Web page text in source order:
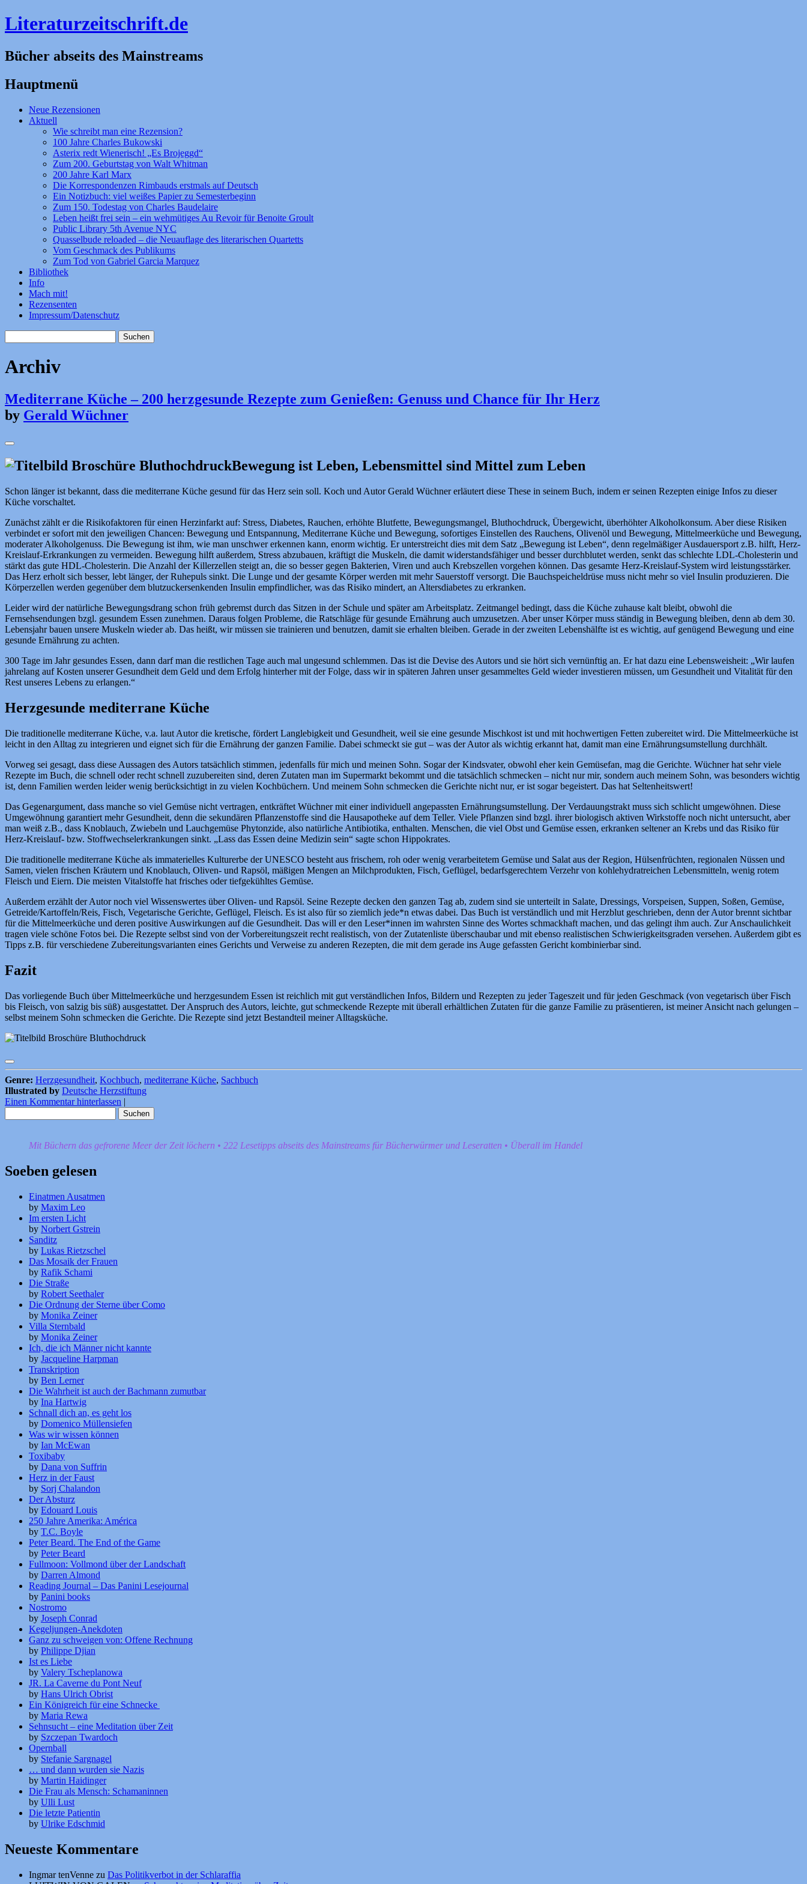
Literaturzeitschrift.de
Bücher abseits des Mainstreams
Hauptmenü
Zum
Inhalt
Neue Rezensionen
Aktuell
Wie schreibt man eine Rezension?
100 Jahre Charles Bukowski
Asterix redt Wienerisch! „Es Brojeggd“
Zum 200. Geburtstag von Walt Whitman
200 Jahre Karl Marx
Die Korrespondenzen Rimbauds erstmals auf Deutsch
Ein Notizbuch: viel weißes Papier zu Semesterbeginn
Zum 150. Todestag von Charles Baudelaire
Leben heißt frei sein – ein wehmütiges Au Revoir für Benoite Groult
Public Library 5th Avenue NYC
Quasselbude reloaded – die Neuauflage des literarischen Quartetts
Vom Geschmack des Publikums
Zum Tod von Gabriel Garcia Marquez
Bibliothek
Info
Mach mit!
Rezensenten
Impressum/Datenschutz
nach:
Archiv
Mediterrane Küche – 200 herzgesunde Rezepte zum Genießen: Genuss und Chance für Ihr Herz
by Gerald Wüchner
Bewegung ist Leben, Lebensmittel sind Mittel zum Leben
Schon länger ist bekannt, dass die mediterrane Küche gesund für das Herz sein soll. Koch und Autor Gerald Wüchner erläutert diese These in seinem Buch, indem er seinen Rezepten einige Infos zu dieser
Küche vorschaltet.
Zunächst zählt er die Risikofaktoren für einen Herzinfarkt auf: Stress, Diabetes, Rauchen, erhöhte Blutfette, Bewegungsmangel, Bluthochdruck, Übergewicht, überhöhter Alkoholkonsum. Aber diese Risiken
verbindet er sofort mit den jeweiligen Chancen: Bewegung und Entspannung, Mediterrane Küche und Bewegung, sofortiges Einstellen des Rauchens, Olivenöl und Bewegung, Mittelmeerküche und Bewegung,
moderater Alkoholgenuss. Die Bewegung ist ihm, wie man unschwer erkennen kann, enorm wichtig. Er unterstreicht dies mit dem Satz „Bewegung ist Leben“, denn regelmäßiger Ausdauersport z.B. hilft, Herz-
Kreislauf-Erkrankungen zu vermeiden. Bewegung hilft außerdem, Stress abzubauen, kräftigt die Muskeln, die damit widerstandsfähiger und besser durchblutet werden, senkt das schlechte LDL-Cholesterin und
stärkt das gute HDL-Cholesterin. Die Anzahl der Killerzellen steigt an, die so besser gegen Bakterien, Viren und auch Krebszellen vorgehen können. Das gesamte Herz-Kreislauf-System wird leistungsstärker.
Das Herz erholt sich besser, lebt länger, der Ruhepuls sinkt. Die Lunge und der gesamte Körper werden mit mehr Sauerstoff versorgt. Die Bauchspeicheldrüse muss nicht mehr so viel Insulin produzieren. Die
Körperzellen werden gegenüber dem blutzuckersenkenden Insulin empfindlicher, was das Risiko mindert, an Altersdiabetes zu erkranken.
Leider wird der natürliche Bewegungsdrang schon früh gebremst durch das Sitzen in der Schule und später am Arbeitsplatz. Zeitmangel bedingt, dass die Küche zuhause kalt bleibt, obwohl die
Fernsehsendungen bzgl. gesundem Essen zunehmen. Daraus folgen Probleme, die Ratschläge für gesunde Ernährung auch umzusetzen. Aber unser Körper muss ständig in Bewegung bleiben, denn ab dem 30.
Lebensjahr bauen unsere Muskeln wieder ab. Das heißt, wir müssen sie trainieren und benutzen, damit sie erhalten bleiben. Gerade in der zweiten Lebenshälfte ist es wichtig, auf genügend Bewegung und eine
gesunde Ernährung zu achten.
300 Tage im Jahr gesundes Essen, dann darf man die restlichen Tage auch mal ungesund schlemmen. Das ist die Devise des Autors und sie hört sich vernünftig an. Er hat dazu eine Lebensweisheit: „Wir laufen
jahrelang auf Kosten unserer Gesundheit dem Geld und dem Erfolg hinterher mit der Folge, dass wir in späteren Jahren unser gesammeltes Geld wieder investieren müssen, um Gesundheit und Vitalität für den
Rest unseres Lebens zu erlangen.“
Herzgesunde mediterrane Küche
Die traditionelle mediterrane Küche, v.a. laut Autor die kretische, fördert Langlebigkeit und Gesundheit, weil sie eine gesunde Mischkost ist und mit hochwertigen Fetten zubereitet wird. Die Mittelmeerküche ist
leicht in den Alltag zu integrieren und eignet sich für die Ernährung der ganzen Familie. Dabei schmeckt sie gut – was der Autor als wichtig erkannt hat, damit man eine Ernährungsumstellung durchhält.
Vorweg sei gesagt, dass diese Aussagen des Autors tatsächlich stimmen, jedenfalls für mich und meinen Sohn. Sogar der Kindsvater, obwohl eher kein Gemüsefan, mag die Gerichte. Wüchner hat sehr viele
Rezepte im Buch, die schnell oder recht schnell zuzubereiten sind, deren Zutaten man im Supermarkt bekommt und die tatsächlich schmecken – nicht nur mir, sondern auch meinem Sohn, was besonders wichtig
ist, denn Familien werden leider wenig berücksichtigt in zu vielen Kochbüchern. Und meinem Sohn schmecken die Gerichte nicht nur, er ist sogar begeistert. Das hat Seltenheitswert!
Das Gegenargument, dass manche so viel Gemüse nicht vertragen, entkräftet Wüchner mit einer individuell angepassten Ernährungsumstellung. Der Verdauungstrakt muss sich schlicht umgewöhnen. Diese
Umgewöhnung garantiert mehr Gesundheit, denn die sekundären Pflanzenstoffe sind die Hausapotheke auf dem Teller. Viele Pflanzen sind bzgl. ihrer biologisch aktiven Wirkstoffe noch nicht untersucht, aber
man weiß z.B., dass Knoblauch, Zwiebeln und Lauchgemüse Phytonzide, also natürliche Antibiotika, enthalten. Menschen, die viel Obst und Gemüse essen, erkranken seltener an Krebs und das Risiko für
Herz-Kreislauf- bzw. Stoffwechselerkrankungen sinkt. „Lass das Essen deine Medizin sein“ sagte schon Hippokrates.
Die traditionelle mediterrane Küche als immaterielles Kulturerbe der UNESCO besteht aus frischem, roh oder wenig verarbeitetem Gemüse und Salat aus der Region, Hülsenfrüchten, regionalen Nüssen und
Samen, vielen frischen Kräutern und Knoblauch, Oliven- und Rapsöl, mäßigen Mengen an Milchprodukten, Fisch, Geflügel, bedarfsgerechtem Verzehr von kohlehydratreichen Lebensmitteln, wenig rotem
Fleisch und Eiern. Die meisten Vitalstoffe hat frisches oder tiefgekühltes Gemüse.
Außerdem erzählt der Autor noch viel Wissenswertes über Oliven- und Rapsöl. Seine Rezepte decken den ganzen Tag ab, zudem sind sie unterteilt in Salate, Dressings, Vorspeisen, Suppen, Soßen, Gemüse,
Getreide/Kartoffeln/Reis, Fisch, Vegetarische Gerichte, Geflügel, Fleisch. Es ist also für so ziemlich jede*n etwas dabei. Das Buch ist verständlich und mit Herzblut geschrieben, denn der Autor brennt sichtbar
für die Mittelmeerküche und deren positive Auswirkungen auf die Gesundheit. Das will er den Leser*innen im wahrsten Sinne des Wortes schmackhaft machen, und das gelingt ihm auch. Zur Anschaulichkeit
tragen viele schöne Fotos bei. Die Rezepte selbst sind von der Vorbereitungszeit recht realistisch, von der Zutatenliste überschaubar und mit ebenso realistischen Schwierigkeitsgraden versehen. Außerdem gibt es
Tipps z.B. für verschiedene Zubereitungsvarianten eines Gerichts und Verweise zu anderen Rezepten, die mit dem gerade ins Auge gefassten Gericht kombinierbar sind.
Fazit
Das vorliegende Buch über Mittelmeerküche und herzgesundem Essen ist reichlich mit gut verständlichen Infos, Bildern und Rezepten zu jeder Tageszeit und für jeden Geschmack (von vegetarisch über Fisch
bis Fleisch, von salzig bis süß) ausgestattet. Der Anspruch des Autors, leichte, gut schmeckende Rezepte mit überall erhältlichen Zutaten für die ganze Familie zu präsentieren, ist meiner Ansicht nach gelungen –
selbst meinem Sohn schmecken die Gerichte. Die Rezepte sind jetzt Bestandteil meiner Alltagsküche.
Genre: Herzgesundheit, Kochbuch, mediterrane Küche, Sachbuch
Illustrated by Deutsche Herzstiftung
Einen Kommentar hinterlassen |
nach:
Mit Büchern das gefrorene Meer der Zeit löchern • 222 Lesetipps abseits des Mainstreams für Bücherwürmer und Leseratten • Überall im Handel
Soeben gelesen
Einatmen Ausatmen
by Maxim Leo
Im ersten Licht
by Norbert Gstrein
Sanditz
by Lukas Rietzschel
Das Mosaik der Frauen
by Rafik Schami
Die Straße
by Robert Seethaler
Die Ordnung der Sterne über Como
by Monika Zeiner
Villa Sternbald
by Monika Zeiner
Ich, die ich Männer nicht kannte
by Jacqueline Harpman
Transkription
by Ben Lerner
Die Wahrheit ist auch der Bachmann zumutbar
by Ina Hartwig
Schnall dich an, es geht los
by Domenico Müllensiefen
Was wir wissen können
by Ian McEwan
Toxibaby
by Dana von Suffrin
Herz in der Faust
by Sorj Chalandon
Der Absturz
by Edouard Louis
250 Jahre Amerika: América
by T.C. Boyle
Peter Beard. The End of the Game
by Peter Beard
Fullmoon: Vollmond über der Landschaft
by Darren Almond
Reading Journal – Das Panini Lesejournal
by Panini books
Nostromo
by Joseph Conrad
Kegeljungen-Anekdoten
Ganz zu schweigen von: Offene Rechnung
by Philippe Djian
Ist es Liebe
by Valery Tscheplanowa
JR. La Caverne du Pont Neuf
by Hans Ulrich Obrist
Ein Königreich für eine Schnecke
by Maria Rewa
Sehnsucht – eine Meditation über Zeit
by Szczepan Twardoch
Opernball
by Stefanie Sargnagel
… und dann wurden sie Nazis
by Martin Haidinger
Die Frau als Mensch: Schamaninnen
by Ulli Lust
Die letzte Patientin
by Ulrike Edschmid
Neueste Kommentare
Ingmar tenVenne zu Das Politikverbot in der Schlaraffia